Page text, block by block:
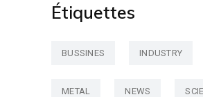
Étiquettes
BUSSINES INDUSTRY
METAL NEWS